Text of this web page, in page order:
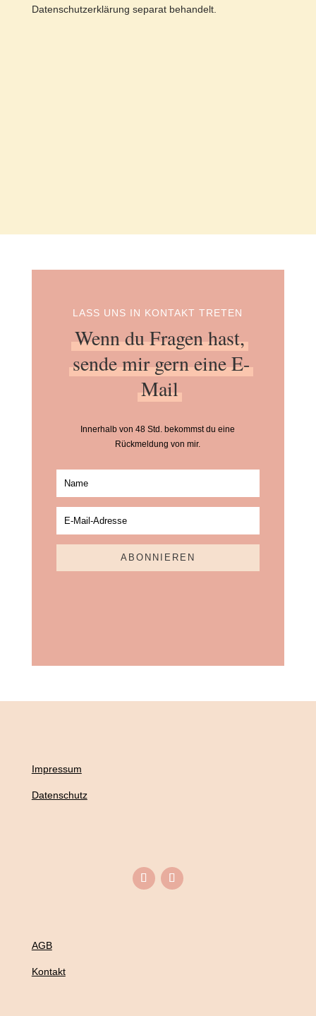
Datenschutzerklärung separat behandelt.
LASS UNS IN KONTAKT TRETEN
Wenn du Fragen hast,
sende mir gern eine E-
Mail
Innerhalb von 48 Std. bekommst du eine
Rückmeldung von mir.
ABONNIEREN
Impressum
Datenschutz
AGB
Kontakt